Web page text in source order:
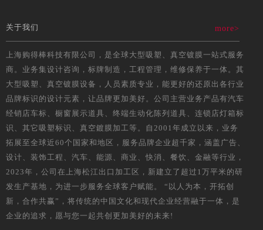
关于我们 more>
上海购得棒科技有限公司，是全球大型吸塑、真空镀膜一站式服务
商。业务集设计咨询，标牌制造，工程管理，维修保养于一体。其
大型吸塑、真空镀膜设备，人员素质专业，能更好的还原出各行业
品牌标识的设计元素，让品牌更加美好。公司主营业务产品有汽车
经销店车标、橱窗展示道具、终端生动化陈列道具、连锁店灯箱标
识、其它吸塑标识、真空鍍膜加工等。自2001年成立以来，业务
拓展至全球近60个国家和地区，服务品牌企业超千家，涵盖广告、
设计、装饰工程、汽车、能源、商业、快消、餐饮、金融等行业，
2023年，公司在上海松江出口加工区，新建立了超过1万平米的研
发生产基地，为进一步服务全球客户赋能。 “以人为本，开拓创
新，合作共赢”，将传统的中国文化和现代企业经营融于一体，是
企业的追求，愿与您一起共创更加美好的未来!